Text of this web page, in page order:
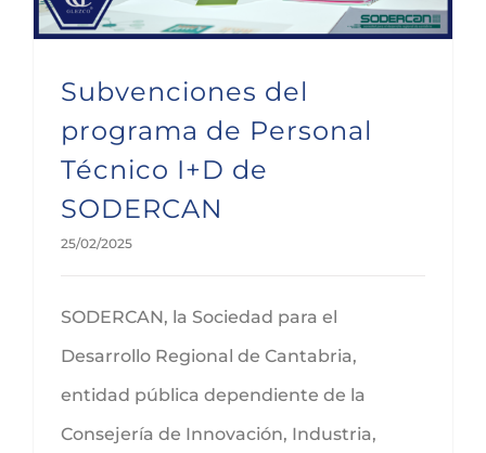
Subvenciones del
programa de Personal
Técnico I+D de
SODERCAN
25/02/2025
SODERCAN, la Sociedad para el
Desarrollo Regional de Cantabria,
entidad pública dependiente de la
Consejería de Innovación, Industria,